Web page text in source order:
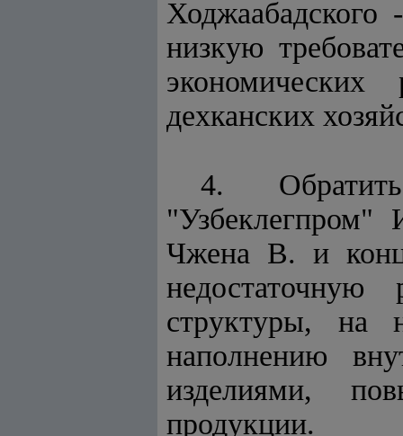
низкую
дехканских
4.
"Узбеклегпром"
Чжена В. и
недостаточную
структуры, на
наполнению
изделиями,
продукции.